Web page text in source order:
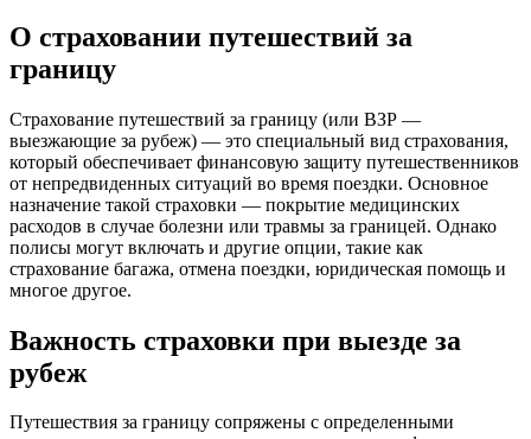
О страховании путешествий за
границу
Страхование путешествий за границу (или ВЗР —
выезжающие за рубеж) — это специальный вид страхования,
который обеспечивает финансовую защиту путешественников
от непредвиденных ситуаций во время поездки. Основное
назначение такой страховки — покрытие медицинских
расходов в случае болезни или травмы за границей. Однако
полисы могут включать и другие опции, такие как
страхование багажа, отмена поездки, юридическая помощь и
многое другое.
Важность страховки при выезде за
рубеж
Путешествия за границу сопряжены с определенными